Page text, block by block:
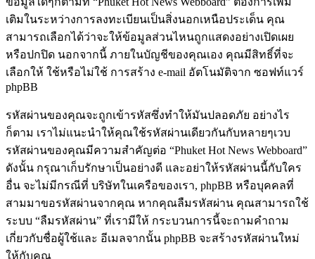
เติมในระหว่างการลงทะเบียนเป็นสิ่งนอกเหนือประเด็น คุณ
สามารถเลือกได้ว่าจะให้ข้อมูลส่วนไหนถูกแสดงอย่างเปิดเผย
หรือปกปิด นอกจากนี้ ภายในบัญชีของคุณเอง คุณมีสิทธิ์ที่จะ
เลือกให้ ใช้หรือไม่ใช้ การสร้าง e-mail อัตโนมัติจาก ซอฟท์แวร์
phpBB
รหัสผ่านของคุณจะถูกเข้ารหัสซึ่งทำให้มันปลอดภัย อย่างไร
ก็ตาม เราไม่แนะนำให้คุณใช้รหัสผ่านเดียวกันกับหลายๆเวบ
รหัสผ่านของคุณมีความสำคัญต่อ “Phuket Hot News Webboard”
ดังนั้น กรุณาเก็บรักษาเป็นอย่างดี และอย่าให้รหัสผ่านนี้กับใคร
อื่น จะไม่มีกรณีที่ บริษัทในเครือของเรา, phpBB หรือบุคคลที่
สามมาขอรหัสผ่านจากคุณ หากคุณลืมรหัสผ่าน คุณสามารถใช้
ระบบ “ลืมรหัสผ่าน” ที่เรามีให้ กระบวนการนี้จะถามคำถาม
เกี่ยวกับชื่อผู้ใช้และ อีเมลจากนั้น phpBB จะสร้างรหัสผ่านใหม่
ให้กับคุณ